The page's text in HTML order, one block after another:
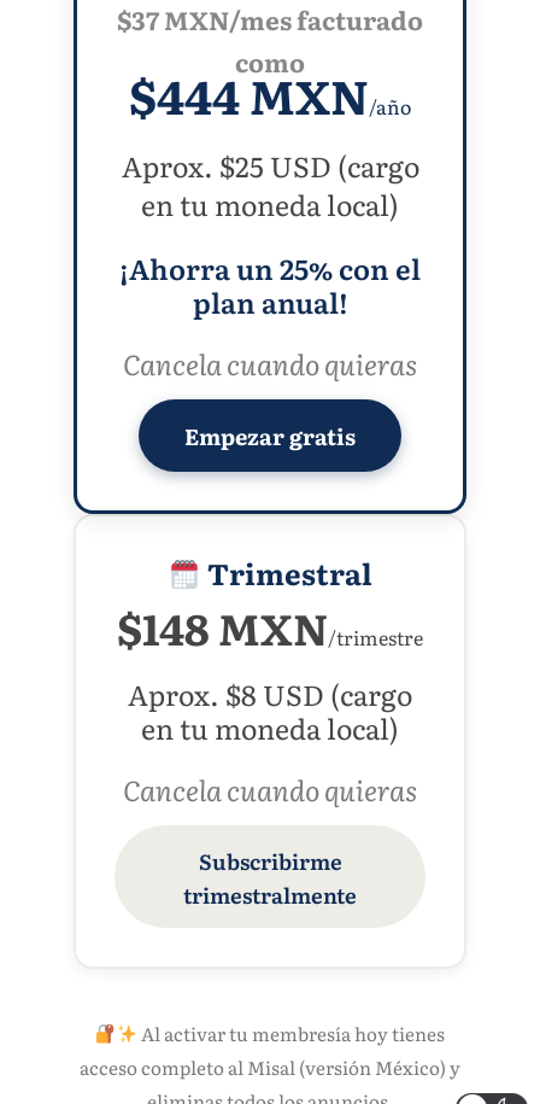
$37 MXN/mes facturado
como
$444 MXN/año
Aprox. $25 USD (cargo
en tu moneda local)
¡Ahorra un 25% con el
plan anual!
Cancela cuando quieras
Empezar gratis
Trimestral
$148 MXN/trimestre
Aprox. $8 USD (cargo
en tu moneda local)
Cancela cuando quieras
Subscribirme
trimestralmente
Al activar tu membresía hoy tienes
acceso completo al Misal (versión México) y